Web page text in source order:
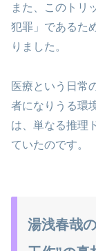
また、このトリ
犯罪」であるた
りました。
医療という日常
者になりうる環
は、単なる推理
ていたのです。
湯浅春哉